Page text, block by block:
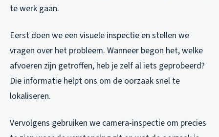
te werk gaan.
Eerst doen we een visuele inspectie en stellen we
vragen over het probleem. Wanneer begon het, welke
afvoeren zijn getroffen, heb je zelf al iets geprobeerd?
Die informatie helpt ons om de oorzaak snel te
lokaliseren.
Vervolgens gebruiken we camera-inspectie om precies